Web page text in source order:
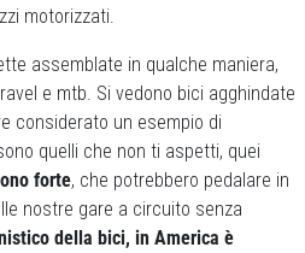
motorizzati.
assemblate in qualche maniera,
e mtb. Si vedono bici agghindate
considerato un esempio di
quelli che non ti aspetti, quei
forte, che potrebbero pedalare in
nostre gare a circuito senza
della bici, in America è